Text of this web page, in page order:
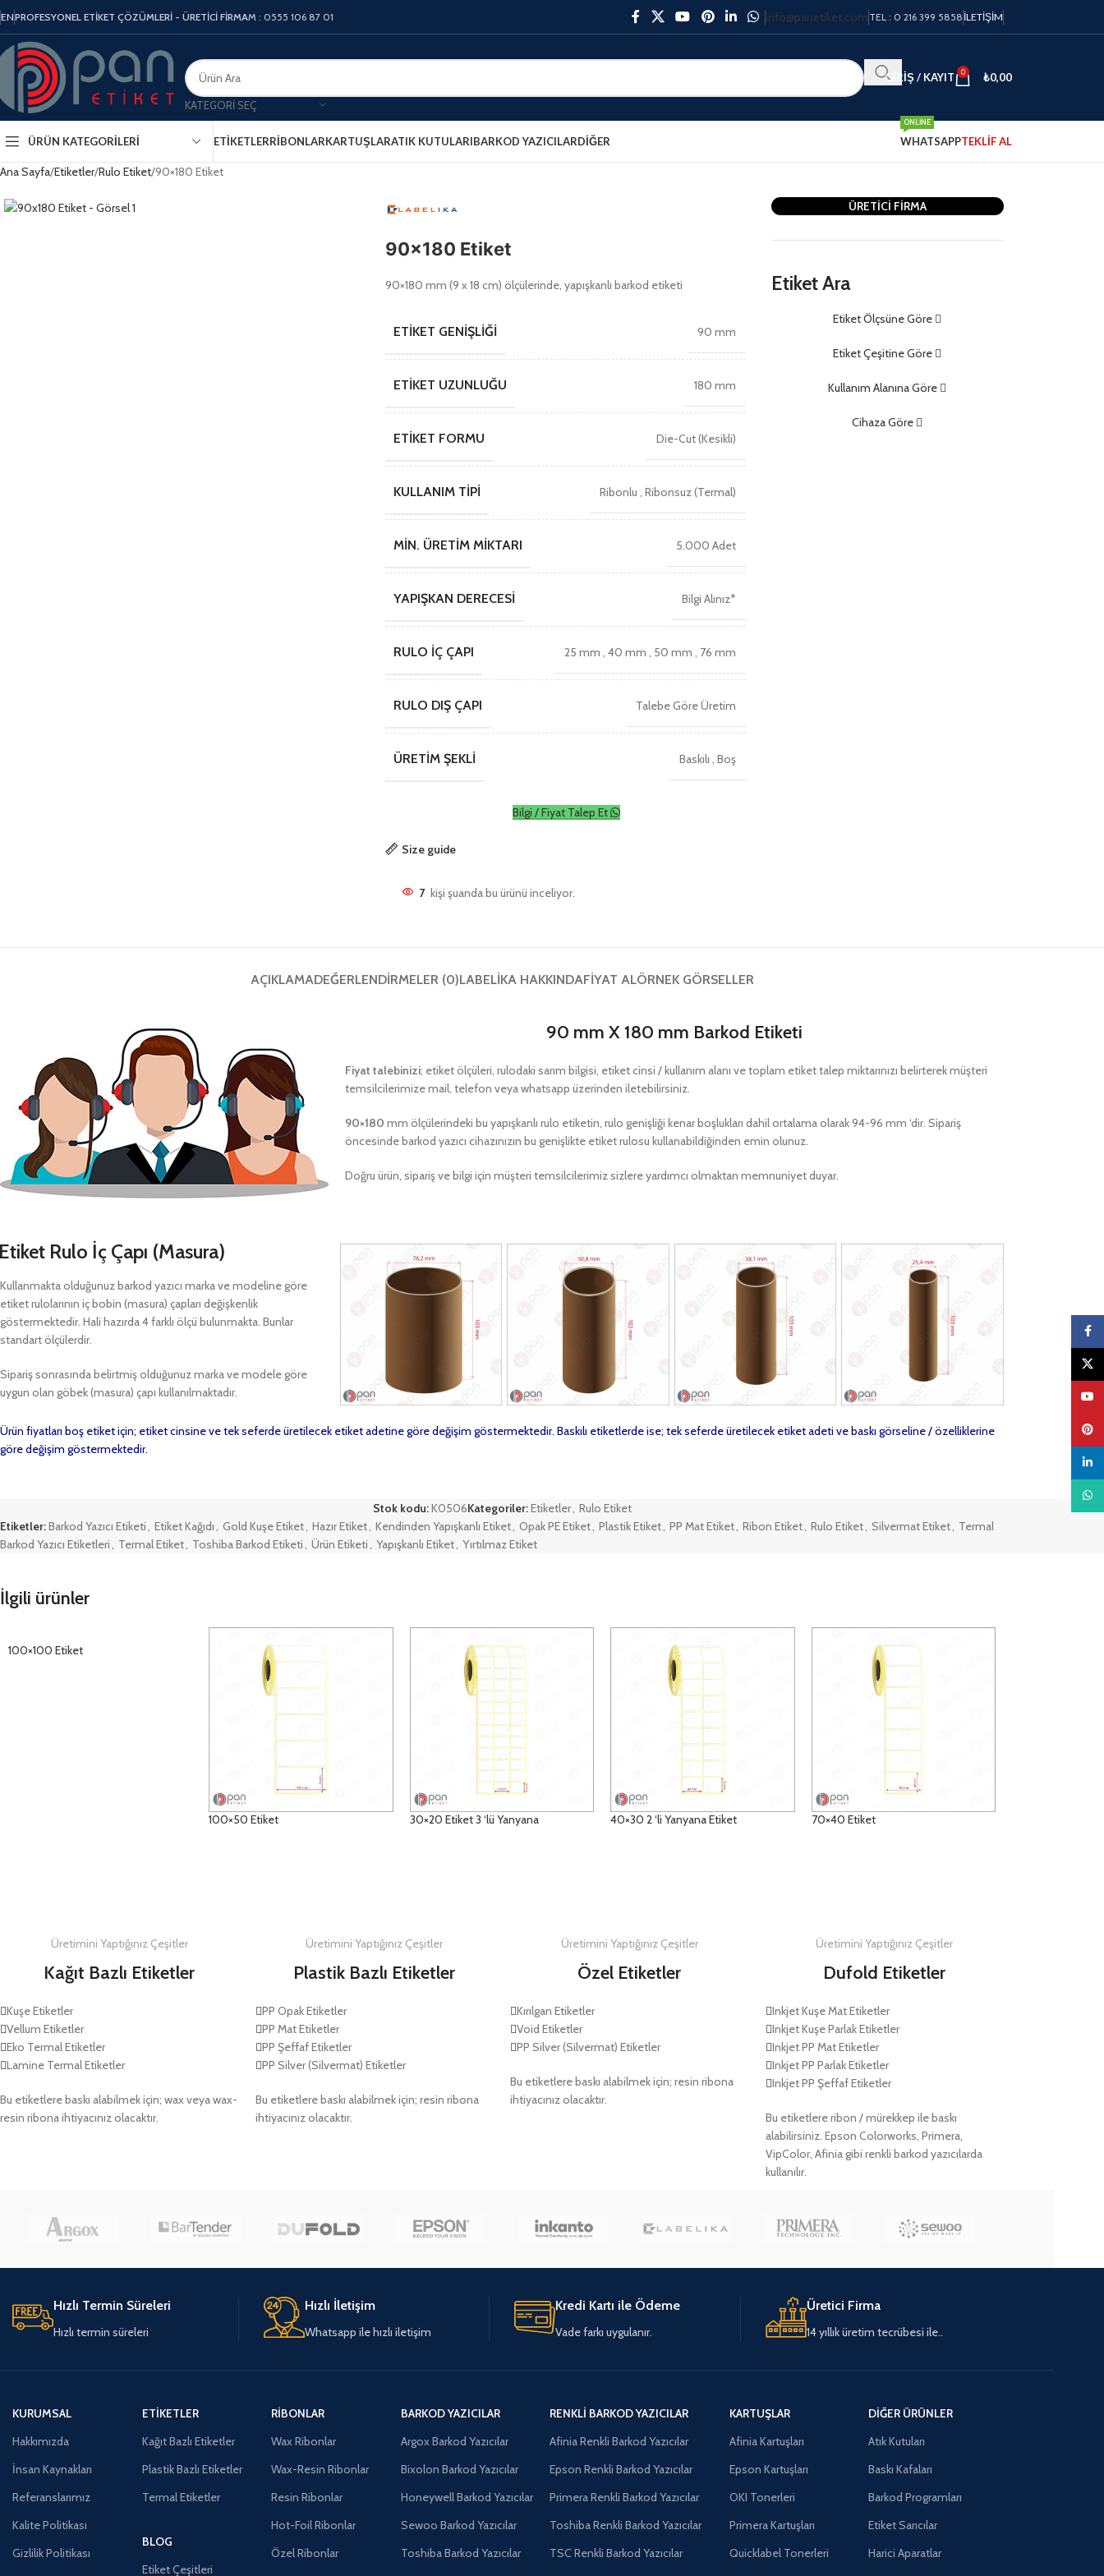
ENPROFESYONEL ETİKET ÇÖZÜMLERİ - ÜRETİCİ FİRMAM : 0555 106 87 01 info@panetiket.com TEL : 0 216 399 5858 İLETIŞIM
KATEGORI SEÇ
GIRIŞ / KAYIT 0 ₺0,00
ÜRÜN KATEGORILERI ETIKETLERRIBONLARKARTUŞLARATIK KUTULARIBARKOD YAZICILARDIĞER WHATSAPP
ONLINE
TEKLİF AL
Ana Sayfa Etiketler Rulo Etiket 90×180 Etiket
90×180 Etiket
90×180 mm (9 x 18 cm) ölçülerinde, yapışkanlı barkod etiketi
ETIKET GENIŞLIĞI 90 mm
ETIKET UZUNLUĞU 180 mm
ETIKET FORMU Die-Cut (Kesikli)
KULLANIM TIPI Ribonlu ,Ribonsuz (Termal)
MIN. ÜRETIM MIKTARI 5.000 Adet
YAPIŞKAN DERECESI Bilgi Alınız*
RULO İÇ ÇAPI 25 mm ,40 mm , 50 mm , 76 mm
RULO DIŞ ÇAPI Talebe Göre Üretim
ÜRETIM ŞEKLI Baskılı ,Boş
Bilgi / Fiyat Talep Et
Size guide
7 kişi şuanda bu ürünü inceliyor.
ÜRETİCİ FİRMA
Etiket Ara
Etiket Ölçsüne Göre
Etiket Çeşitine Göre
Kullanım Alanına Göre
Cihaza Göre
AÇIKLAMADEĞERLENDIRMELER (0)LABELIKA HAKKINDAFIYAT ALÖRNEK GÖRSELLER
90 mm X 180 mm Barkod Etiketi
Fiyat talebinizi; etiket ölçüleri, rulodaki sarım bilgisi, etiket cinsi / kullanım alanı ve toplam etiket talep miktarınızı belirterek müşteri
temsilcilerimize mail, telefon veya whatsapp üzerinden iletebilirsiniz.
90×180 mm ölçülerindeki bu yapışkanlı rulo etiketin, rulo genişliği kenar boşlukları dahil ortalama olarak 94-96 mm ‘dir. Sipariş
öncesinde barkod yazıcı cihazınızın bu genişlikte etiket rulosu kullanabildiğinden emin olunuz.
Doğru ürün, sipariş ve bilgi için müşteri temsilcilerimiz sizlere yardımcı olmaktan memnuniyet duyar.
Rulo İç Çapı (Masura)
Kullanmakta olduğunuz barkod yazıcı marka ve modeline göre
etiket rulolarının iç bobin (masura) çapları değişkenlik
göstermektedir. Hali hazırda 4 farklı ölçü bulunmakta. Bunlar
standart ölçülerdir.
Sipariş sonrasında belirtmiş olduğunuz marka ve modele göre
uygun olan göbek (masura) çapı kullanılmaktadır.
Ürün fiyatları boş etiket için; etiket cinsine ve tek seferde üretilecek etiket adetine göre değişim göstermektedir. Baskılı etiketlerde ise; tek seferde üretilecek etiket adeti ve baskı görseline / özelliklerine
göre değişim göstermektedir.
Stok kodu:K0506Kategoriler:Etiketler, Rulo Etiket
Etiketler:Barkod Yazıcı Etiketi, Etiket Kağıdı, Gold Kuşe Etiket, Hazır Etiket, Kendinden Yapışkanlı Etiket, Opak PE Etiket, Plastik Etiket, PP Mat Etiket, Ribon Etiket, Rulo Etiket, Silvermat Etiket, Termal
Barkod Yazıcı Etiketleri, Termal Etiket, Toshiba Barkod Etiketi, Ürün Etiketi, Yapışkanlı Etiket, Yırtılmaz Etiket
İlgili ürünler
100×100 Etiket
100×50 Etiket 30×20 Etiket 3 ‘lü Yanyana 40×30 2 ‘li Yanyana Etiket 70×40 Etiket
Üretimini Yaptığınız Çeşitler
Kağıt Bazlı Etiketler
Kuşe Etiketler
Vellum Etiketler
Eko Termal Etiketler
Lamine Termal Etiketler
Bu etiketlere baskı alabilmek için; wax veya wax-
resin ribona ihtiyacınız olacaktır.
Üretimini Yaptığınız Çeşitler
Plastik Bazlı Etiketler
PP Opak Etiketler
PP Mat Etiketler
PP Şeffaf Etiketler
PP Silver (Silvermat) Etiketler
Bu etiketlere baskı alabilmek için; resin ribona
ihtiyacınız olacaktır.
Üretimini Yaptığınız Çeşitler
Özel Etiketler
Kırılgan Etiketler
Void Etiketler
PP Silver (Silvermat) Etiketler
Bu etiketlere baskı alabilmek için; resin ribona
ihtiyacınız olacaktır.
Üretimini Yaptığınız Çeşitler
Dufold Etiketler
Inkjet Kuşe Mat Etiketler
Inkjet Kuşe Parlak Etiketler
Inkjet PP Mat Etiketler
Inkjet PP Parlak Etiketler
Inkjet PP Şeffaf Etiketler
Bu etiketlere ribon / mürekkep ile baskı
alabilirsiniz. Epson Colorworks, Primera,
VipColor, Afinia gibi renkli barkod yazıcılarda
kullanılır.
Hızlı Termin Süreleri
Hızlı termin süreleri
Hızlı İletişim
Whatsapp ile hızlı iletişim
Kredi Kartı ile Ödeme
Vade farkı uygulanır.
Üretici Firma
14 yıllık üretim tecrübesi ile..
KURUMSAL
Hakkımızda
İnsan Kaynakları
Referanslarımız
Kalite Politikası
Gizlilik Politikası
ETIKETLER
Kağıt Bazlı Etiketler
Plastik Bazlı Etiketler
Termal Etiketler
BLOG
Etiket Çeşitleri
RIBONLAR
Wax Ribonlar
Wax-Resin Ribonlar
Resin Ribonlar
Hot-Foil Ribonlar
Özel Ribonlar
BARKOD YAZICILAR
Argox Barkod Yazıcılar
Bixolon Barkod Yazıcılar
Honeywell Barkod Yazıcılar
Sewoo Barkod Yazıcılar
Toshiba Barkod Yazıcılar
RENKLI BARKOD YAZICILAR
Afinia Renkli Barkod Yazıcılar
Epson Renkli Barkod Yazıcılar
Primera Renkli Barkod Yazıcılar
Toshiba Renkli Barkod Yazıcılar
TSC Renkli Barkod Yazıcılar
KARTUŞLAR
Afinia Kartuşları
Epson Kartuşları
OKI Tonerleri
Primera Kartuşları
Quicklabel Tonerleri
DIĞER ÜRÜNLER
Atık Kutuları
Baskı Kafaları
Barkod Programları
Etiket Sarıcılar
Harici Aparatlar